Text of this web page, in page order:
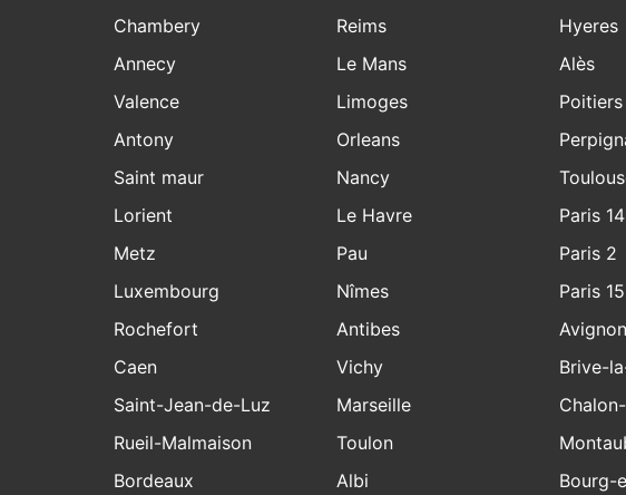
Chambery
Annecy
Valence
Antony
Saint maur
Lorient
Metz
Luxembourg
Rochefort
Reims
Le Mans
Limoges
Orleans
Nancy
Le Havre
Pau
Nîmes
Antibes
Hyeres
Alès
Poitiers
Paris 14
Paris 2
Paris 15
Avignon
Caen
Saint-Jean-de-Luz
Rueil-Malmaison
Bordeaux
Vichy
Marseille
Toulon
Albi
Brive-
Bourg-